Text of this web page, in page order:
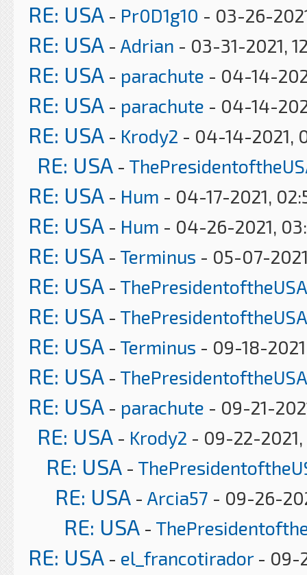
RE: USA - Pr0D1g10 - 03-26-
RE: USA - Adrian - 03-31-2021,
RE: USA - parachute - 04-14-
RE: USA - parachute - 04-14-
RE: USA - Krody2 - 04-14-2021,
RE: USA -
RE: USA - Hum - 04-17-2021,
RE: USA - Hum - 04-26-2021,
RE: USA - Terminus - 05-07-
RE: USA - ThePresidentoftheUSA
RE: USA - ThePresidentoftheUSA
RE: USA - Terminus - 09-18-
RE: USA - ThePresidentoftheUSA
RE: USA - parachute - 09-21-
RE: USA - Krody2 - 09-22-2021,
RE: USA -
RE: USA - Arcia57 - 09-26-
RE: USA -
RE: USA - el_francotirador- 09-